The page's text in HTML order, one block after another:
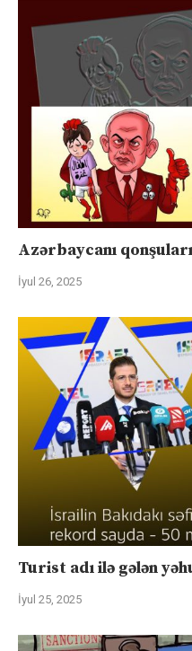
Azərbaycanı
İyul 26, 2025
Turist adı ilə gələn
İyul 25, 2025